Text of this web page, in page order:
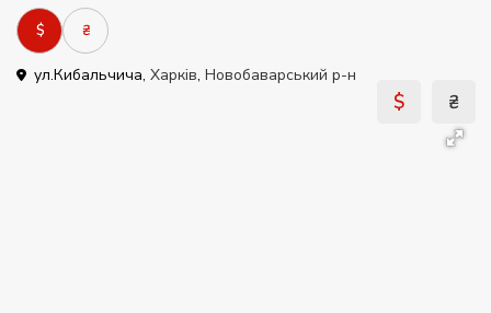
$ ₴
ул.Кибальчича, Харків, Новобаварський р-н
$ ₴